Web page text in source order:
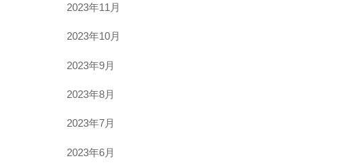
2023年11月
2023年10月
2023年9月
2023年8月
2023年7月
2023年6月